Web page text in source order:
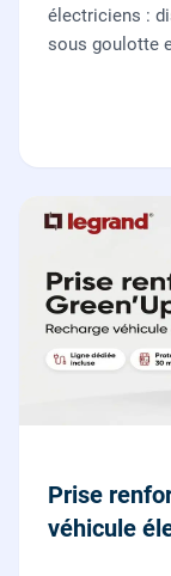
électriciens :
sous goulotte
Prise
véhicule